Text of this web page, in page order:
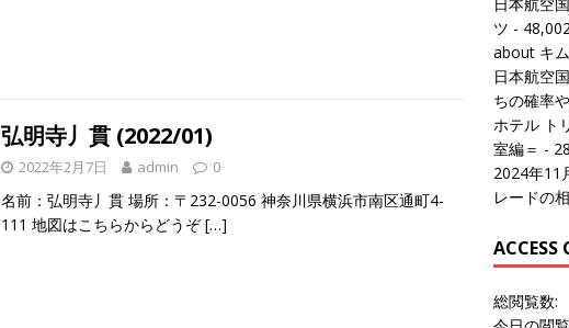
弘明寺丿貫 (2022/01)
2022年2月7日 admin 0
名前：弘明寺丿貫 場所：〒232-0056 神奈川県横浜市南区通町4-
111 地図はこちらからどうぞ[…]
ツ -
about キ
日本航空
ちの確率
ホテル ト
室編＝ -
2024年11
レードの
ACCESS
総閲覧数: